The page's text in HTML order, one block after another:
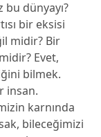
bu dünyayı?
bir eksisi
midir? Bir
Evet,
bilmek.
insan.
karnında
bileceğimizi